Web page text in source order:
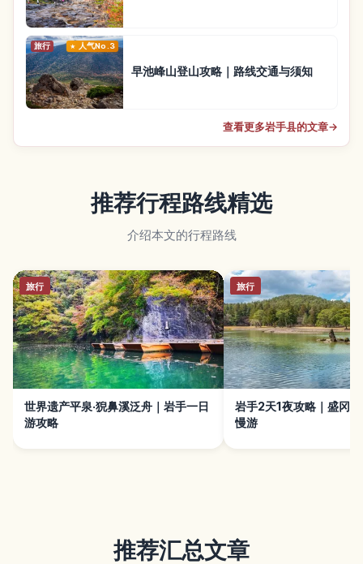
旅行 人气No.3
早池峰山登山攻略｜路线交通与须知
查看更多岩手县的文章→
推荐行程路线精选
介绍本文的行程路线
旅行
世界遗产平泉·猊鼻溪泛舟｜岩手一日
游攻略
旅行
岩手2天1夜攻略｜盛冈·
慢游
推荐汇总文章